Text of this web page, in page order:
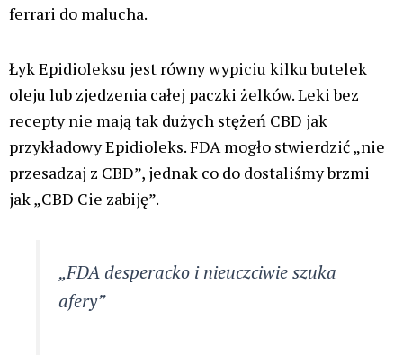
ferrari do malucha.
Łyk Epidioleksu jest równy wypiciu kilku butelek
oleju lub zjedzenia całej paczki żelków. Leki bez
recepty nie mają tak dużych stężeń CBD jak
przykładowy Epidioleks. FDA mogło stwierdzić „nie
przesadzaj z CBD”, jednak co do dostaliśmy brzmi
jak „CBD Cie zabiję”.
„FDA desperacko i nieuczciwie szuka
afery”